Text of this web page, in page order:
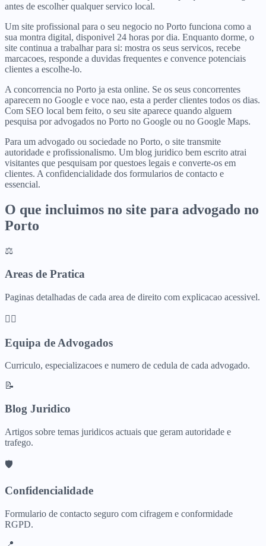
antes de escolher qualquer servico local.
Um site profissional para o seu negocio no Porto funciona como a
sua montra digital, disponivel 24 horas por dia. Enquanto dorme, o
site continua a trabalhar para si: mostra os seus servicos, recebe
marcacoes, responde a duvidas frequentes e convence potenciais
clientes a escolhe-lo.
A concorrencia no Porto ja esta online. Se os seus concorrentes
aparecem no Google e voce nao, esta a perder clientes todos os dias.
Com SEO local bem feito, o seu site aparece quando alguem
pesquisa por advogados no Porto no Google ou no Google Maps.
Para um advogado ou sociedade no Porto, o site transmite
autoridade e profissionalismo. Um blog juridico bem escrito atrai
visitantes que pesquisam por questoes legais e converte-os em
clientes. A confidencialidade dos formularios de contacto e
essencial.
O que incluimos no site para advogado no
Porto
⚖️
Areas de Pratica
Paginas detalhadas de cada area de direito com explicacao acessivel.
👨‍⚖️
Equipa de Advogados
Curriculo, especializacoes e numero de cedula de cada advogado.
📝
Blog Juridico
Artigos sobre temas juridicos actuais que geram autoridade e
trafego.
🛡️
Confidencialidade
Formulario de contacto seguro com cifragem e conformidade
RGPD.